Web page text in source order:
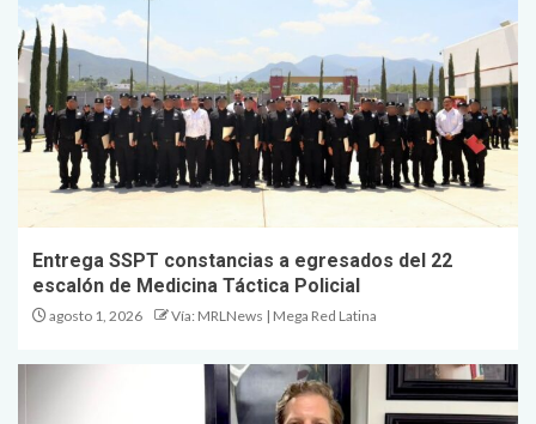
Entrega SSPT constancias a egresados del 22
escalón de Medicina Táctica Policial
agosto 1, 2026 Vía: MRLNews | Mega Red Latina